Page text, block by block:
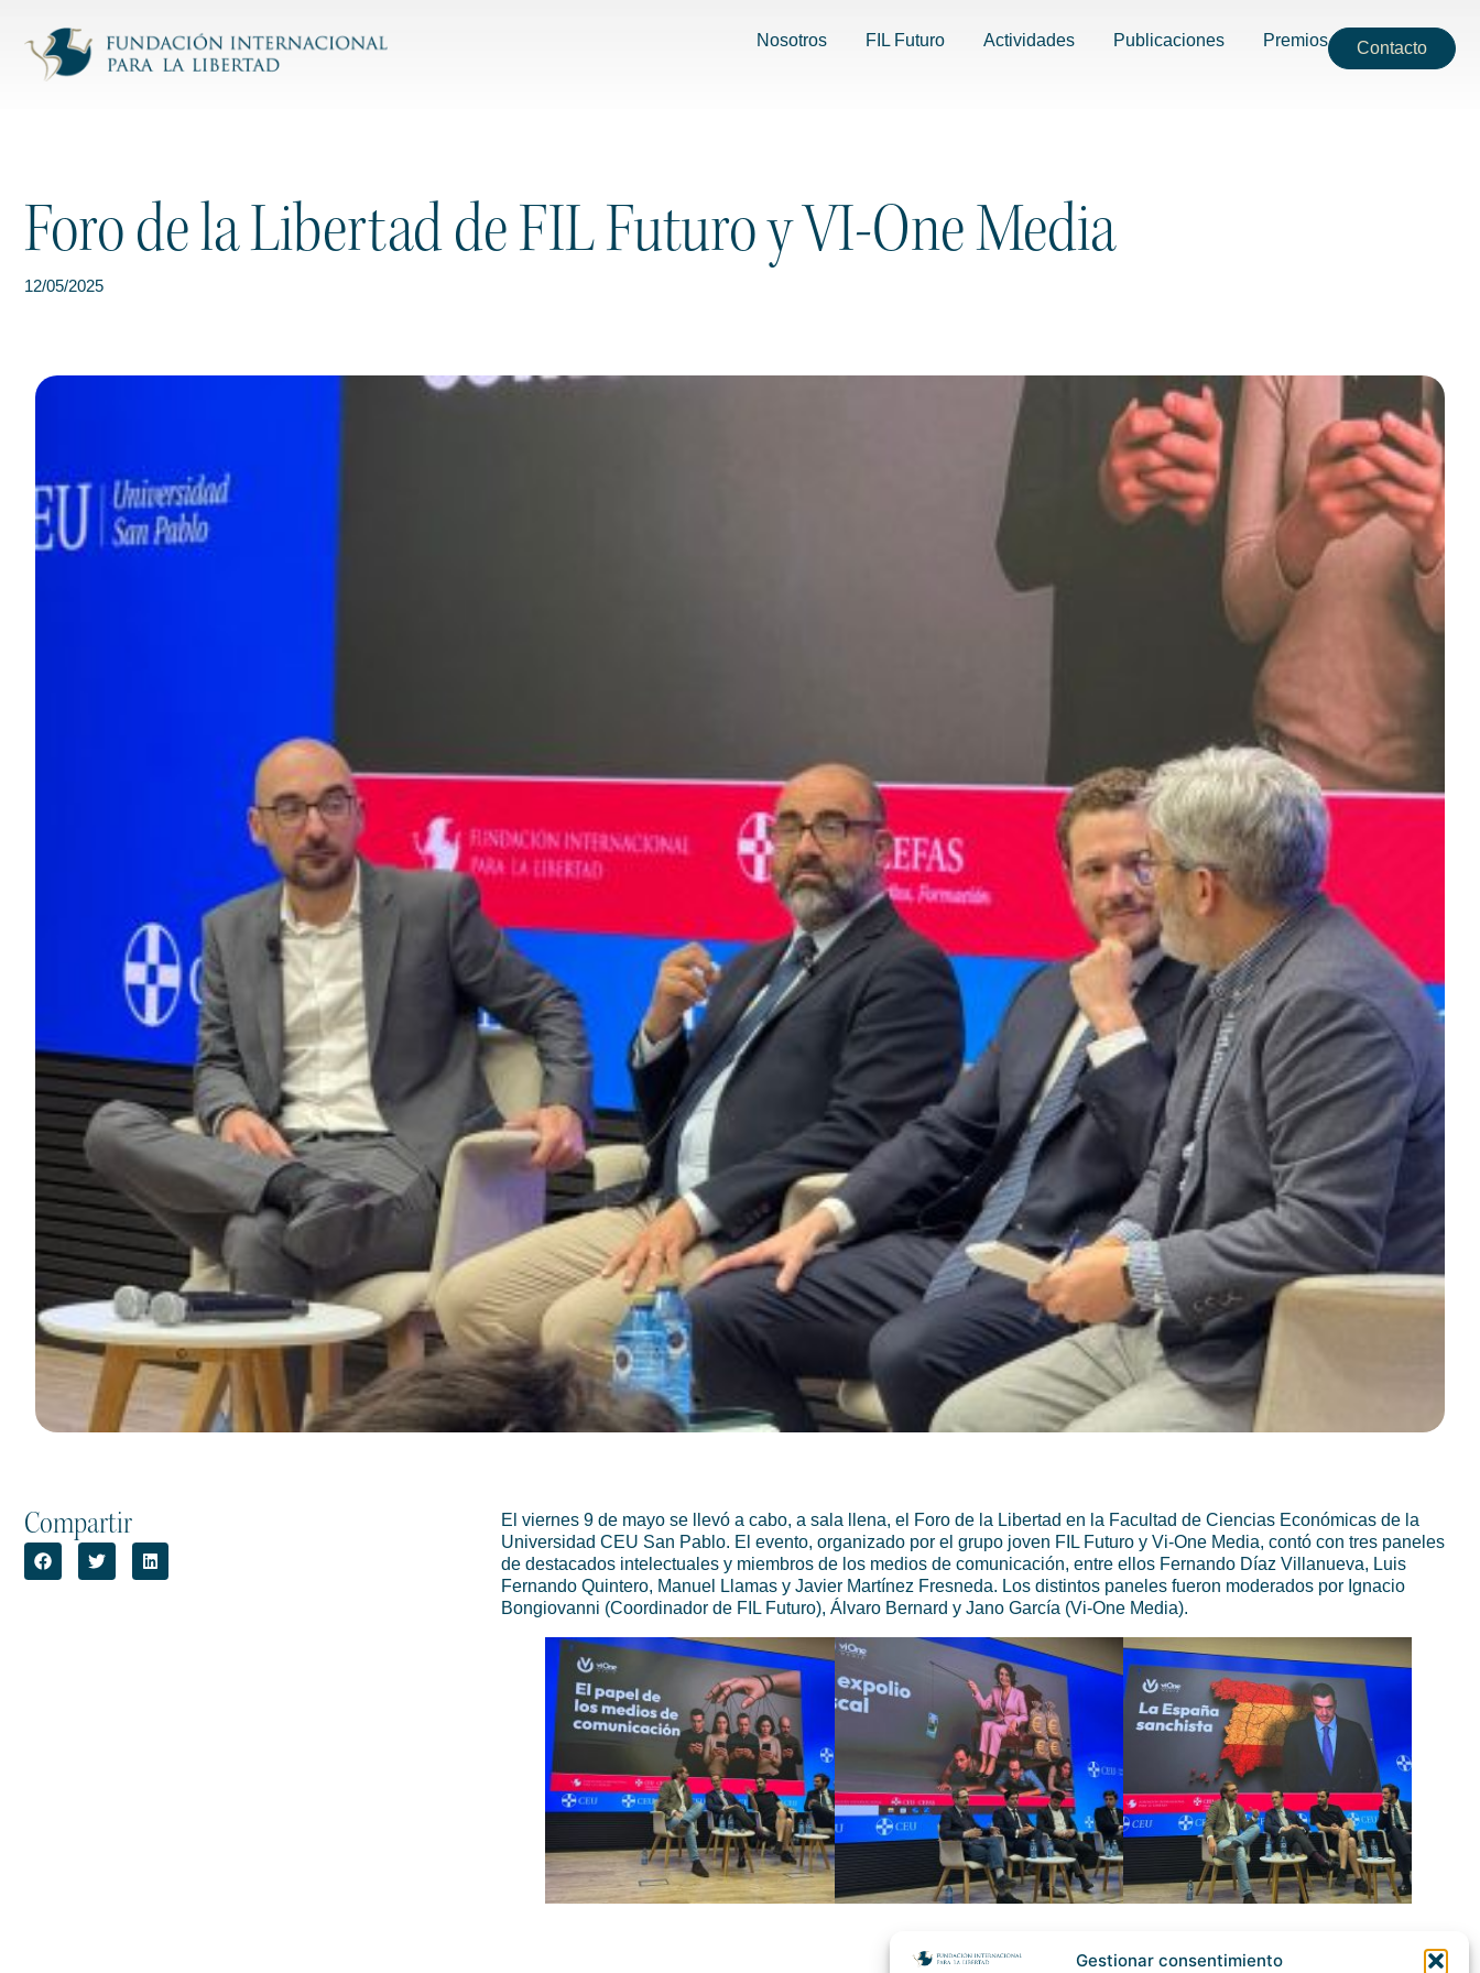
Gestionar consentimiento
Nosotros FIL Futuro Actividades Publicaciones Premios Contacto
Foro de la Libertad de FIL Futuro y VI-One Media
12/05/2025
Compartir
El viernes 9 de mayo se llevó a cabo, a sala llena, el Foro de la Libertad en la Facultad de Ciencias Económicas de la
Universidad CEU San Pablo. El evento, organizado por el grupo joven FIL Futuro y Vi-One Media, contó con tres paneles
de destacados intelectuales y miembros de los medios de comunicación, entre ellos Fernando Díaz Villanueva, Luis
Fernando Quintero, Manuel Llamas y Javier Martínez Fresneda. Los distintos paneles fueron moderados por Ignacio
Bongiovanni (Coordinador de FIL Futuro), Álvaro Bernard y Jano García (Vi-One Media).